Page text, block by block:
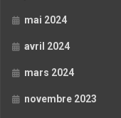
mai 2024
avril 2024
mars 2024
novembre 2023